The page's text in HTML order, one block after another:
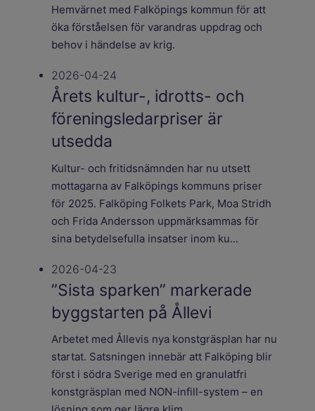
Hemvärnet med Falköpings kommun för att
öka förståelsen för varandras uppdrag och
behov i händelse av krig.
2026-04-24
Årets kultur-, idrotts- och
föreningsledarpriser är
utsedda
Kultur- och fritidsnämnden har nu utsett
mottagarna av Falköpings kommuns priser
för 2025. Falköping Folkets Park, Moa Stridh
och Frida Andersson uppmärksammas för
sina betydelsefulla insatser inom ku...
2026-04-23
”Sista sparken” markerade
byggstarten på Ållevi
Arbetet med Ållevis nya konstgräsplan har nu
startat. Satsningen innebär att Falköping blir
först i södra Sverige med en granulatfri
konstgräsplan med NON-infill-system – en